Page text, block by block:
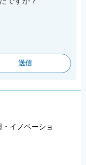
イノベーショ